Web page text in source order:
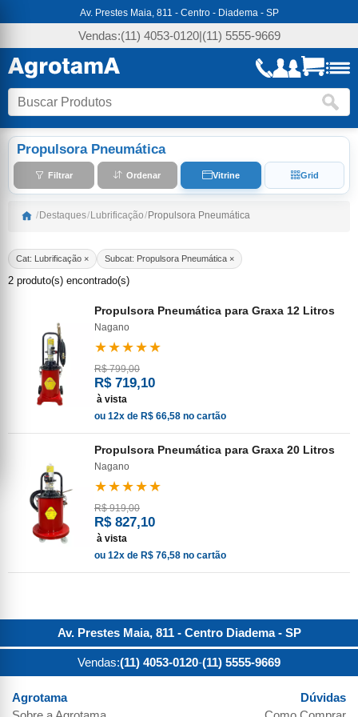
Av. Prestes Maia, 811 - Centro - Diadema - SP
Vendas:(11) 4053-0120|(11) 5555-9669
Propulsora Pneumática
Filtrar Ordenar Vitrine Grid
/ Destaques/ Lubrificação/ Propulsora Pneumática
Cat: Lubrificação × Subcat: Propulsora Pneumática ×
2 produto(s) encontrado(s)
Propulsora Pneumática para Graxa 12 Litros
Nagano
★★★★★
R$ 799,00
R$ 719,10
à vista
ou 12x de R$ 66,58 no cartão
Propulsora Pneumática para Graxa 20 Litros
Nagano
★★★★★
R$ 919,00
R$ 827,10
à vista
ou 12x de R$ 76,58 no cartão
Av. Prestes Maia, 811 - Centro Diadema- SP
Vendas:(11) 4053-0120-(11) 5555-9669
Agrotama
Dúvidas